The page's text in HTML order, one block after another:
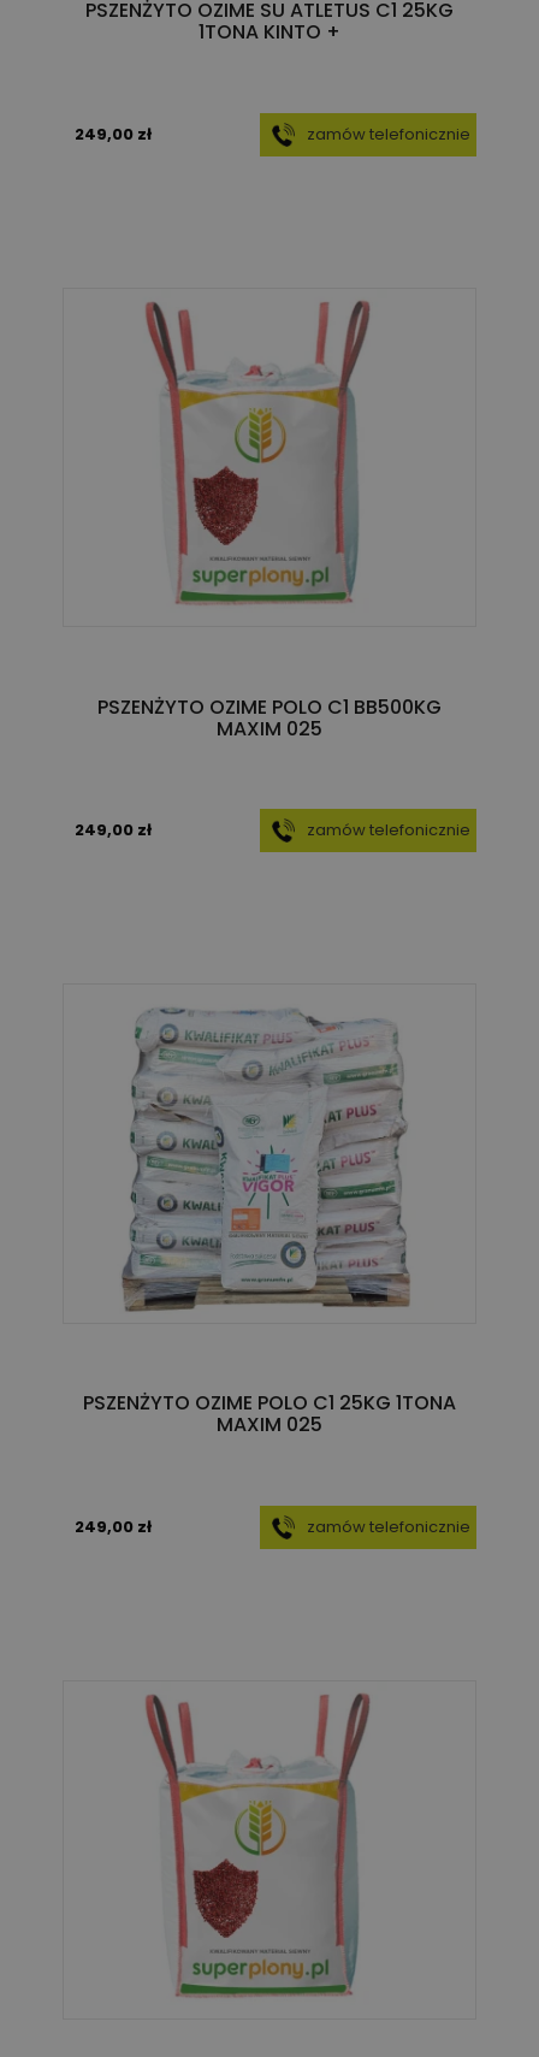
PSZENŻYTO OZIME SU ATLETUS C1 25KG
1TONA KINTO +
249,00 zł zamów telefonicznie
PSZENŻYTO OZIME POLO C1 BB500KG
MAXIM 025
249,00 zł zamów telefonicznie
PSZENŻYTO OZIME POLO C1 25KG 1TONA
MAXIM 025
249,00 zł zamów telefonicznie